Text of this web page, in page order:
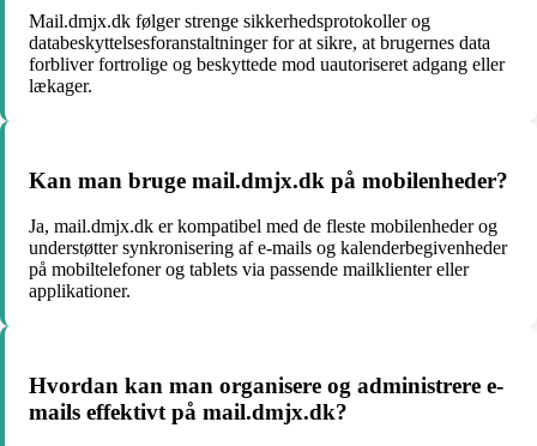
Mail.dmjx.dk følger strenge sikkerhedsprotokoller og
databeskyttelsesforanstaltninger for at sikre, at brugernes data
forbliver fortrolige og beskyttede mod uautoriseret adgang eller
lækager.
Kan man bruge mail.dmjx.dk på mobilenheder?
Ja, mail.dmjx.dk er kompatibel med de fleste mobilenheder og
understøtter synkronisering af e-mails og kalenderbegivenheder
på mobiltelefoner og tablets via passende mailklienter eller
applikationer.
Hvordan kan man organisere og administrere e-
mails effektivt på mail.dmjx.dk?